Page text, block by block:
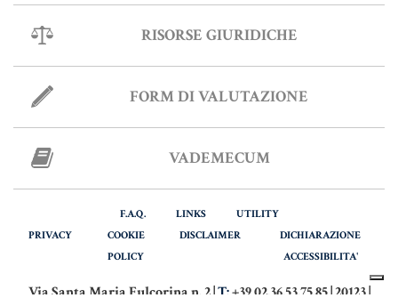
RISORSE GIURIDICHE
FORM DI VALUTAZIONE
VADEMECUM
F.A.Q. LINKS
UTILITY
PRIVACY
COOKIE
POLICY
DISCLAIMER
DICHIARAZIONE
ACCESSIBILITA'
Via Santa Maria Fulcorina n. 2 |T:+39 02.36.53.75.85 | 20123 |